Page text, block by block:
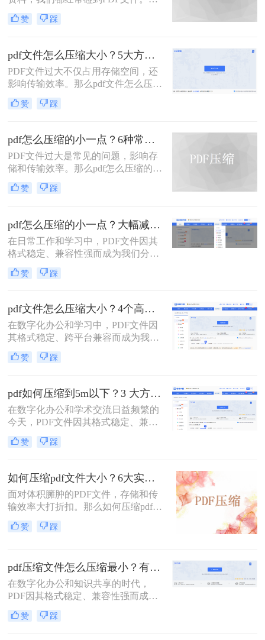
工作中，发送邮件需要PDF文件格
式，但太大的PDF文件也是一个棘手
被限制为5M，否则就发送不了。若能
pdf文件怎么压缩大小，那就可轻松上
传。在今天，我们将分享两种简单的
pdf文件压缩方式。
赞 踩
pdf文件怎么压缩大小？5大方法深度解析与实操指南！
PDF文件过大不仅占用存储空间，还
影响传输效率。那么pdf文件怎么压缩
大小呢？本文将系统介绍5种主流压
缩方法，助你精准平衡文件体积与质
赞 踩
pdf怎么压缩的小一点？6种常用方案详解！
PDF文件过大是常见的问题，影响存
储和传输效率。那么pdf怎么压缩的小
一点呢？本文将详解6种主流压缩方
案，助你快速解决文件体积过大的困
赞 踩
pdf怎么压缩的小一点？大幅减小文件体积的有效方法全解析！
在日常工作和学习中，PDF文件因其
格式稳定、兼容性强而成为我们分享
文档、报告和资料的首选格式。然
而，随之而来的问题也显而易见：过
在通过邮件发送、即时通讯工具传输
或上传至云平台时受到限制，严重影
响效率。因此，pdf怎么压缩的小一
点，成为一项必备技能。
赞 踩
pdf文件怎么压缩大小？4个高效传输与存储方法详解！
在数字化办公和学习中，PDF文件因
其格式稳定、跨平台兼容而成为我们
日常交流的首选格式。然而，过大的
PDF文件——无论是包含大量高分辨
书，还是设计精美的产品手册——都
会给邮件发送、云端存储和即时传输
带来诸多不便。幸运的是，通过一系
列高效的方法，我们可以显著减小
PDF文件的体积，而无需牺牲过多的
可读性。那么pdf文件怎么压缩大小
法，从在线工具到专业软件，从自动
优化到手动精调，助您轻松驾驭PDF
文件大小。
赞 踩
pdf如何压缩到5m以下？3 大方法手把手教，轻松过平台限制！
在数字化办公和学术交流日益频繁的
今天，PDF文件因其格式稳定、兼容
性强而成为我们传递信息的主要载
体。然而，一个棘手的问题常常困扰
电子邮件发送简历、在学术平台提交
论文，还是在微信等即时通讯工具中
分享资料，平台往往对附件大小有严
格限制，最常见的门槛就是5MB。一
个几十兆甚至上百兆的PDF文件，不
仅传输耗时，还可能直接导致发送失
赞 踩
如何压缩pdf文件大小？6大实用压缩方案深度解析！
面对体积臃肿的PDF文件，存储和传
输效率大打折扣。那么如何压缩pdf文
件大小呢？本文为您梳理6种主流压
缩方案，从原理到实操，助您轻松掌
赞 踩
pdf压缩文件怎么压缩最小？有效压缩方法终极指南！
在数字化办公和知识共享的时代，
PDF因其格式稳定、兼容性强而成为
文档传输的首选。然而，庞大的PDF
文件时常为我们带来困扰：邮箱附件
赞 踩